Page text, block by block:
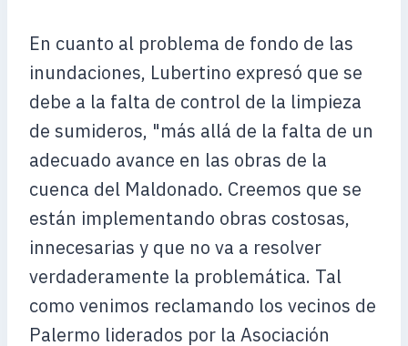
En cuanto al problema de fondo de las
inundaciones, Lubertino expresó que se
debe a la falta de control de la limpieza
de sumideros, "más allá de la falta de un
adecuado avance en las obras de la
cuenca del Maldonado. Creemos que se
están implementando obras costosas,
innecesarias y que no va a resolver
verdaderamente la problemática. Tal
como venimos reclamando los vecinos de
Palermo liderados por la Asociación